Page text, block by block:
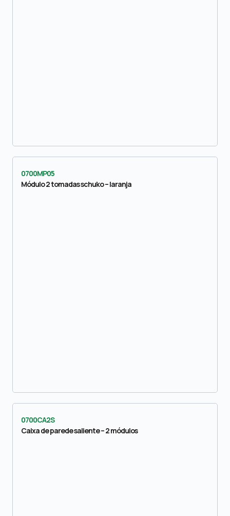
0700MP05
Módulo 2 tomadas schuko – laranja
0700CA2S
Caixa de parede saliente – 2 módulos